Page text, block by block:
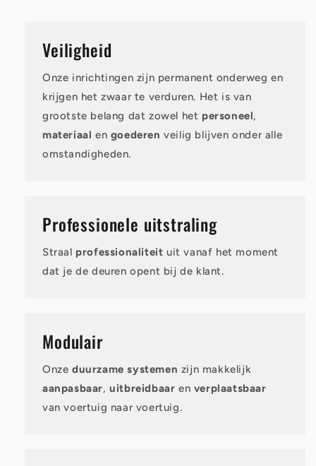
Veiligheid
Onze inrichtingen zijn permanent onderweg en
krijgen het zwaar te verduren. Het is van
grootste belang dat zowel het personeel,
materiaal en goederenveilig blijven onder alle
omstandigheden.
Professionele uitstraling
Straal professionaliteit uit vanaf het moment
dat je de deuren opent bij de klant.
Modulair
Onze duurzame systemen zijn makkelijk
aanpasbaar,uitbreidbaar en verplaatsbaar
van voertuig naar voertuig.